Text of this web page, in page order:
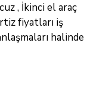
, İkinci el araç
fiyatları iş
halinde